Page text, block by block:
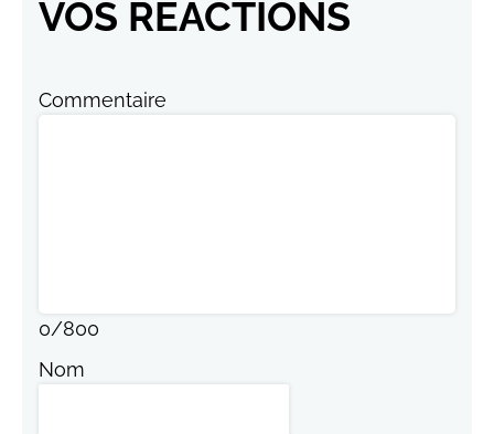
VOS RÉACTIONS
Commentaire
0/800
Nom